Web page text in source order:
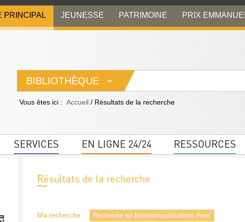
PRINCIPAL JEUNESSE PATRIMOINE PRIX
BIBLIOTHÈQUE
Vous êtes ici : Accueil / Résultats de la recherche
SERVICES EN LIGNE 24/24 RESSOURCES
Résultats de la recherche
Ma recherche : Recherche sur Excelsior publications. Paris